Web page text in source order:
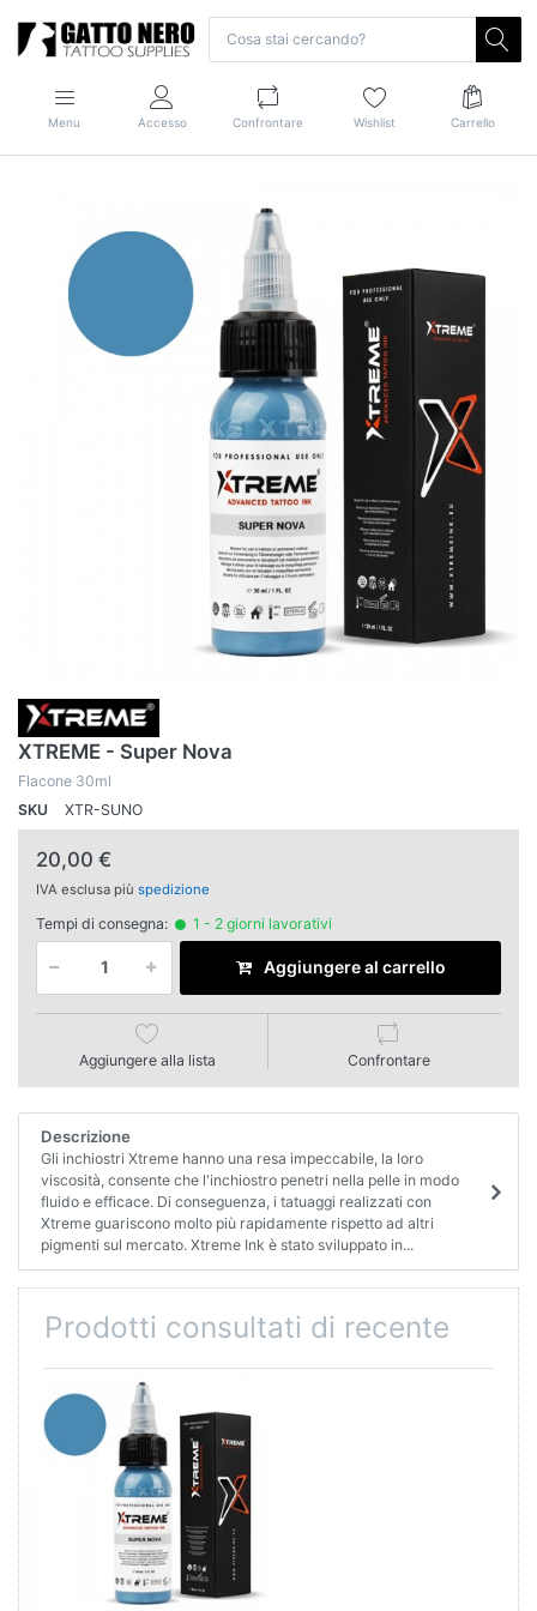
Menu Accesso Confrontare Wishlist Carrello
XTREME - Super Nova
Flacone 30ml
SKU
XTR-SUNO
20,00 €
IVA esclusa più spedizione
Tempi di consegna: 1 - 2 giorni lavorativi
Aggiungere al carrello
Aggiungere alla lista Confrontare
Descrizione
Gli inchiostri Xtreme hanno una resa impeccabile, la loro
viscosità, consente che l'inchiostro penetri nella pelle in modo
fluido e efficace. Di conseguenza, i tatuaggi realizzati con
Xtreme guariscono molto più rapidamente rispetto ad altri
pigmenti sul mercato. Xtreme Ink è stato sviluppato in...
Prodotti consultati di recente